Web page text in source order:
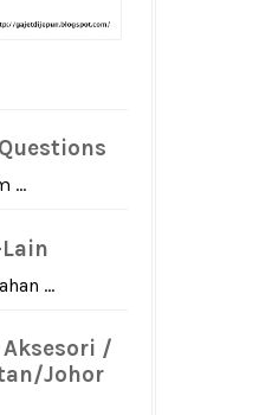
...
...
Aksesori /
Johor